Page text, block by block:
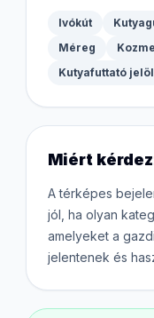
Ivókút
Méreg
Kutyafuttató
Miért
A térképes
jól, ha olyan
amelyeket a
jelentenek és